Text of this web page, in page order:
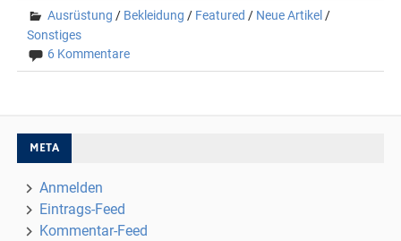
Ausrüstung / Bekleidung / Featured / Neue Artikel /
Sonstiges
6 Kommentare
META
Anmelden
Eintrags-Feed
Kommentar-Feed